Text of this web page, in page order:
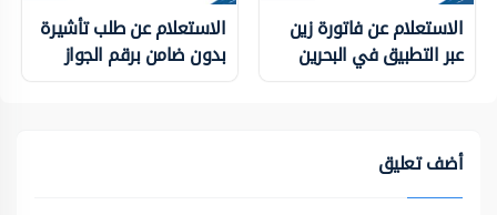
الاستعلام عن فاتورة زين
عبر التطبيق في البحرين
الاستعلام عن طلب تأشيرة
بدون ضامن برقم الجواز
أضف تعليق